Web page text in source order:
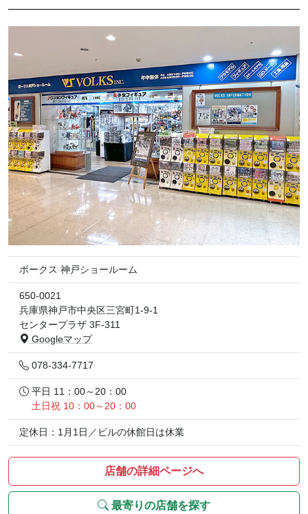
ボークス 神戸ショールーム
650-0021
兵庫県神戸市中央区三宮町1-9-1
センタープラザ 3F-311
Googleマップ
078-334-7717
平日 11：00～20：00
土日祝 10：00～20：00
定休日：1月1日／ビルの休館日は休業
店舗の詳細ページへ
最寄りの店舗を探す